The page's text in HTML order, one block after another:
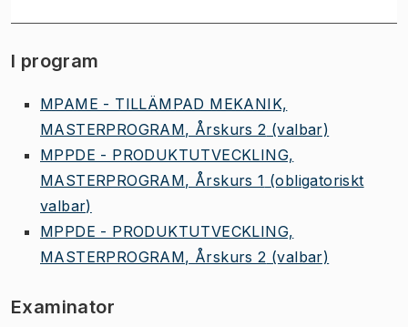
I program
MPAME - TILLÄMPAD MEKANIK,
MASTERPROGRAM, Årskurs 2 (valbar)
MPPDE - PRODUKTUTVECKLING,
MASTERPROGRAM, Årskurs 1 (obligatoriskt
valbar)
MPPDE - PRODUKTUTVECKLING,
MASTERPROGRAM, Årskurs 2 (valbar)
Examinator